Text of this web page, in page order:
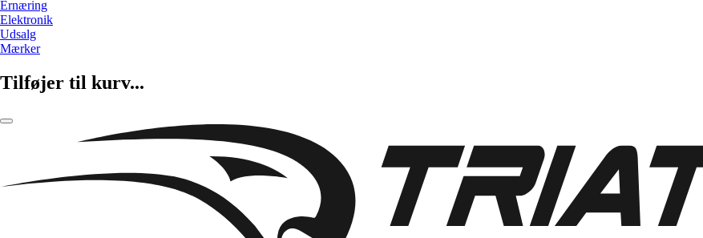
Ernæring
Elektronik
Udsalg
Mærker
Tilføjer til kurv...